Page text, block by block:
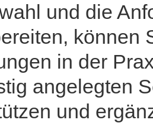
und die
können
in der
angelegten
und